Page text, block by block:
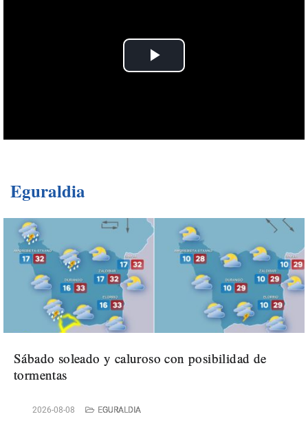
Eguraldia
Sábado soleado y caluroso con posibilidad de
tormentas
2026-08-08 EGURALDIA